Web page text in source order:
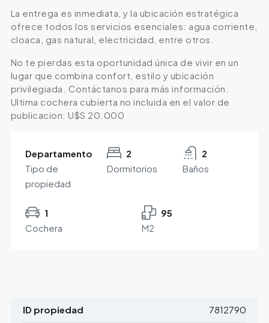
La entrega es inmediata, y la ubicación estratégica
ofrece todos los servicios esenciales: agua corriente,
cloaca, gas natural, electricidad, entre otros.
No te pierdas esta oportunidad única de vivir en un
lugar que combina confort, estilo y ubicación
privilegiada. Contáctanos para más información.
Ultima cochera cubierta no incluida en el valor de
publicacion: U$S 20.000
Departamento
Tipo de
propiedad
2
Dormitorios
2
Baños
1
Cochera
95
M2
ID propiedad 7812790